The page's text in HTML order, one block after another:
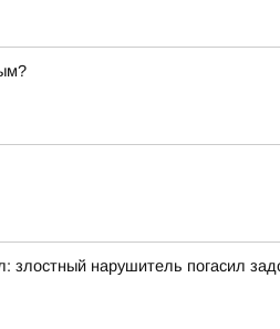
злостный нарушитель погасил